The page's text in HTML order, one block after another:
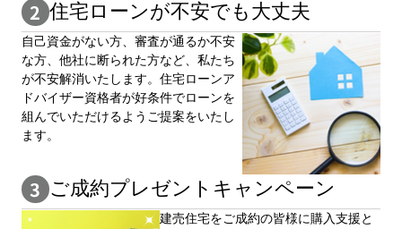
住宅ローンが不安でも大丈夫
自⼰資⾦がない⽅、審査が通るか不安
な⽅、他社に断られた⽅など、私たち
が不安解消いたします。住宅ローンア
ドバイザー資格者が好条件でローンを
組んでいただけるようご提案をいたし
ます。
ご成約プレゼントキャンペーン
建売住宅をご成約の皆様に購⼊⽀援と